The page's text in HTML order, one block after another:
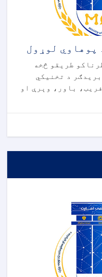
پوهاوي لوړول
طریقو څخه
د تخنیکي
باور، وېرې او